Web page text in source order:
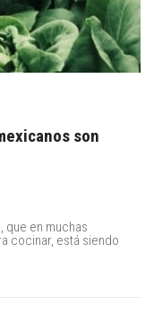
son
que en muchas
cocinar, está siendo